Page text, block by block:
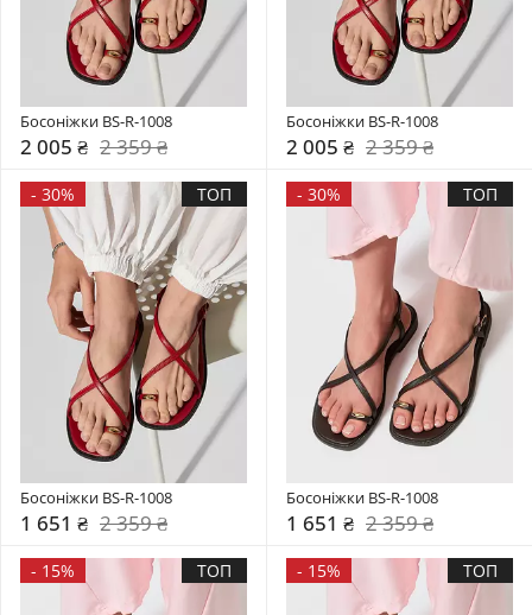
Босоніжки BS-R-1008
2 005 ₴ 2 359 ₴
Босоніжки BS-R-1008
2 005 ₴ 2 359 ₴
- 30% ТОП
Босоніжки BS-R-1008
1 651 ₴ 2 359 ₴
- 30% ТОП
Босоніжки BS-R-1008
1 651 ₴ 2 359 ₴
- 15% ТОП - 15% ТОП